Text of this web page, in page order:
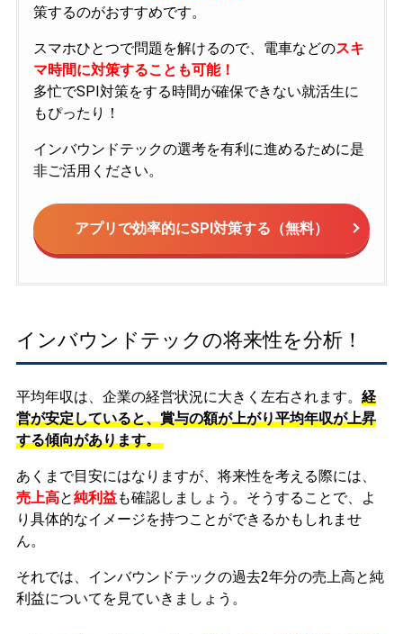
策するのがおすすめです。
スマホひとつで問題を解けるので、電車などのスキ
マ時間に対策することも可能！
多忙でSPI対策をする時間が確保できない就活生に
もぴったり！
インバウンドテックの選考を有利に進めるために是
非ご活用ください。
アプリで効率的にSPI対策する（無料）
インバウンドテックの将来性を分析！
平均年収は、企業の経営状況に大きく左右されます。 経
営が安定していると、賞与の額が上がり平均年収が上昇
する傾向があります。
あくまで目安にはなりますが、将来性を考える際には、
売上高と純利益も確認しましょう。そうすることで、よ
り具体的なイメージを持つことができるかもしれませ
ん。
それでは、インバウンドテックの過去2年分の売上高と純
利益についてを見ていきましょう。